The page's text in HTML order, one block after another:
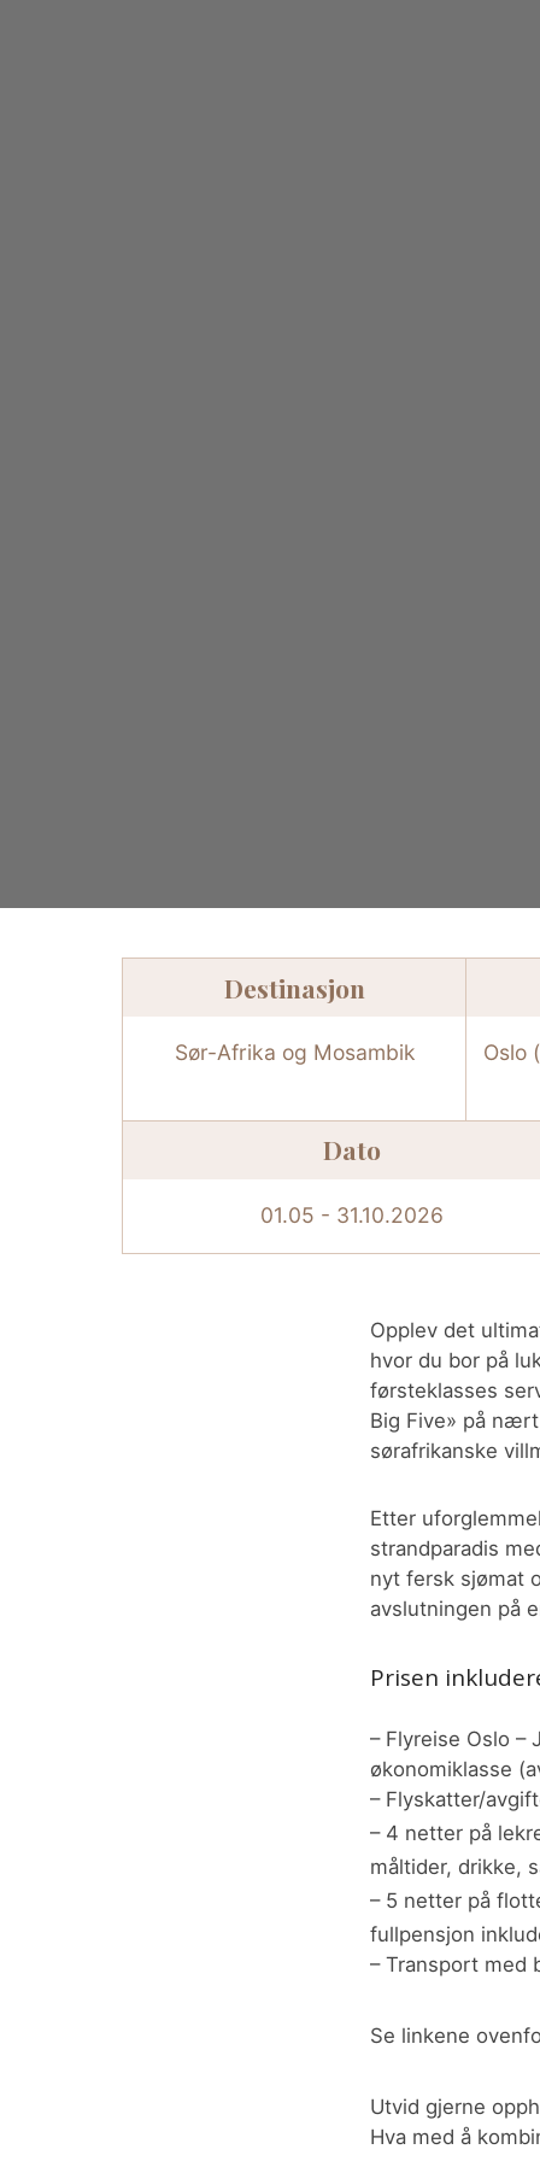
Destinasjon
Sør-Afrika og Mosambik
Oslo
Dato
01.05 - 31.10.2026
Opplev det
hvor du bor på
førsteklasses
Big Five» på
sørafrikanske
Etter
strandparadis
nyt fersk sjømat
avslutningen på
Prisen
– Flyreise Oslo –
økonomiklasse
– Flyskatter/
– 4 netter på
måltider, drikke,
– 5 netter på
fullpensjon
– Transport med
Se linkene
Utvid gjerne
Hva med å